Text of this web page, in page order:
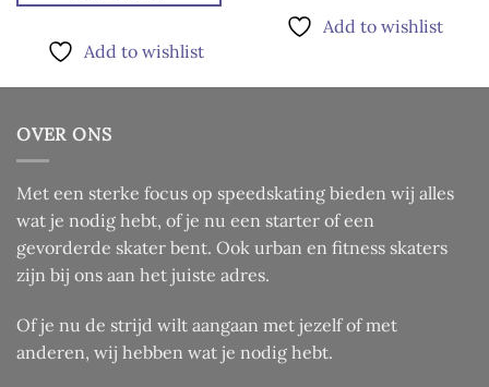
Add to wishlist
product
variaties.
worden
op
de
Add to wishlist
OVER ONS
Met een sterke focus op speedskating bieden wij alles
wat je nodig hebt, of je nu een starter of een
gevorderde skater bent. Ook urban en fitness skaters
zijn bij ons aan het juiste adres.
Of je nu de strijd wilt aangaan met jezelf of met
anderen, wij hebben wat je nodig hebt.